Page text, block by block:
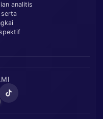
analitis